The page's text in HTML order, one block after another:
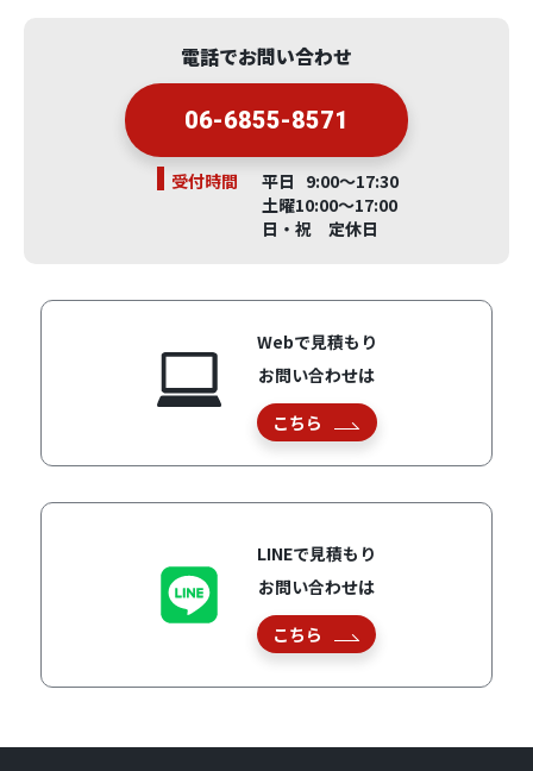
電話でお問い合わせ
06-6855-8571
受付時間
平日 9:00～17:30
土曜10:00～17:00
日・祝 定休日
Webで見積もり
お問い合わせは
こちら
LINEで見積もり
お問い合わせは
こちら